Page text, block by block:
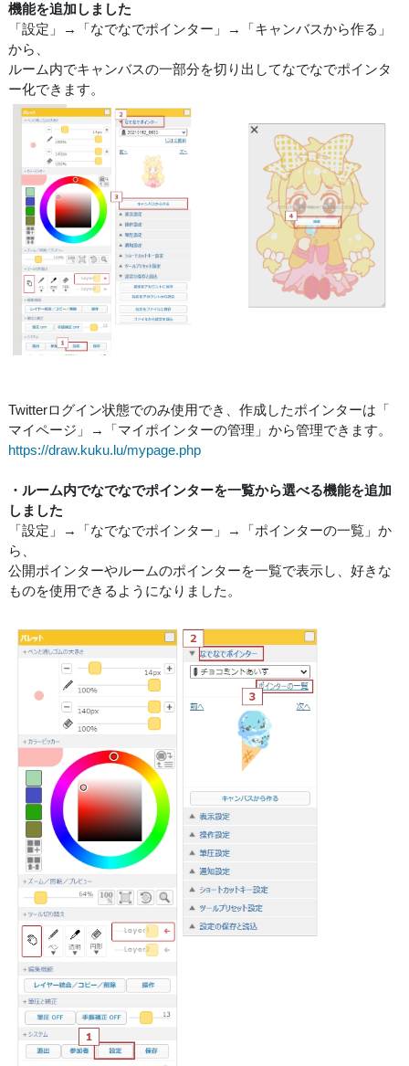
機能を追加しました
「設定」→「なでなでポインター」→「キャンバスから作る」
から、
ルーム内でキャンバスの一部分を切り出してなでなでポインタ
ー化できます。
Twitterログイン状態でのみ使用でき、作成したポインターは「
マイページ」→「マイポインターの管理」から管理できます。
https://draw.kuku.lu/mypage.php
・ルーム内でなでなでポインターを一覧から選べる機能を追加
しました
「設定」→「なでなでポインター」→「ポインターの一覧」か
ら、
公開ポインターやルームのポインターを一覧で表示し、好きな
ものを使用できるようになりました。